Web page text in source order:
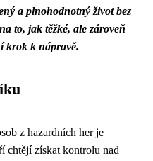
a plnohodnotný život bez
to, jak těžké, ale zároveň
krok k nápravě.
z hazardních her je
chtějí získat kontrolu nad